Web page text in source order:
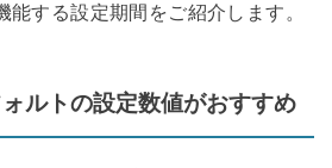
能する設定期間をご紹介します。
ルトの設定数値がおすすめ